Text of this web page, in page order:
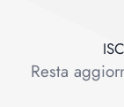
Resta